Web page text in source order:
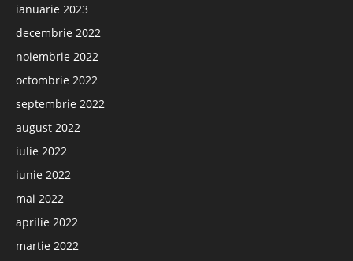
ianuarie 2023
decembrie 2022
noiembrie 2022
octombrie 2022
septembrie 2022
august 2022
iulie 2022
iunie 2022
mai 2022
aprilie 2022
martie 2022